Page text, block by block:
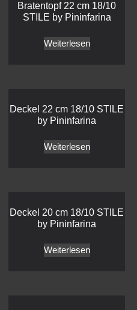
Bratentopf 22 cm 18/10
STILE by Pininfarina
Weiterlesen
Deckel 22 cm 18/10 STILE
by Pininfarina
Weiterlesen
Deckel 20 cm 18/10 STILE
by Pininfarina
Weiterlesen